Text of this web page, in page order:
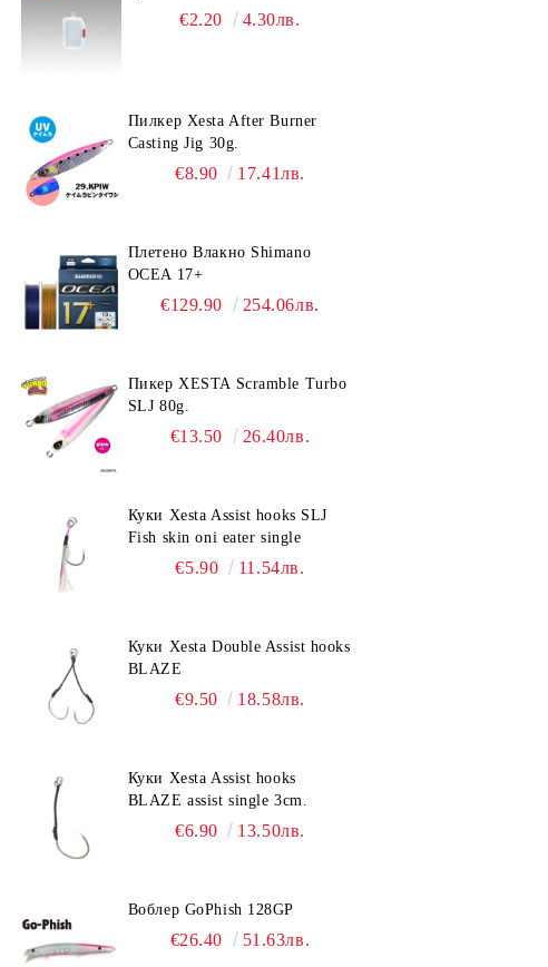
€2.20 4.30лв.
Пилкер Xesta After Burner
Casting Jig 30g.
€8.90 17.41лв.
Плетено Влакно Shimano
OCEA 17+
€129.90 254.06лв.
Пикер XESTA Scramble Turbo
SLJ 80g.
€13.50 26.40лв.
Куки Xesta Assist hooks SLJ
Fish skin oni eater single
€5.90 11.54лв.
Куки Xesta Double Assist hooks
BLAZE
€9.50 18.58лв.
Куки Xesta Assist hooks
BLAZE assist single 3cm.
€6.90 13.50лв.
Воблер GoPhish 128GP
€26.40 51.63лв.